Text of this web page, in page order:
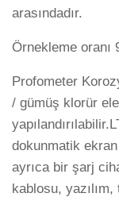
arasındadır.
Örnekleme oranı
Profometer
/ gümüş klorür
dokunmatik
ayrıca bir şarj
kablosu,